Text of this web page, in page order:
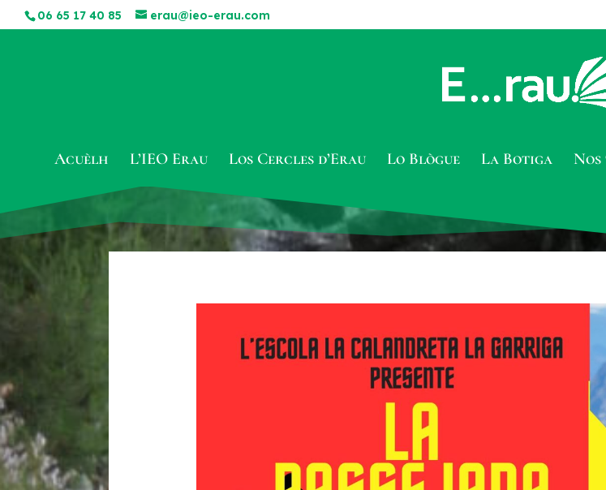
06 65 17 40 85 erau@ieo-erau.com
Acuèlh L’IEO Erau Los Cercles d’Erau Lo Blògue La Botiga